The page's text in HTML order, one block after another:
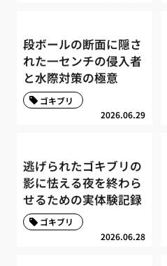
段ボールの断面に隠さ
れた一センチの侵入者
と水際対策の極意
2026.06.29
ゴキブリ
逃げられたゴキブリの
影に怯える夜を終わら
せるための実体験記録
2026.06.28
ゴキブリ